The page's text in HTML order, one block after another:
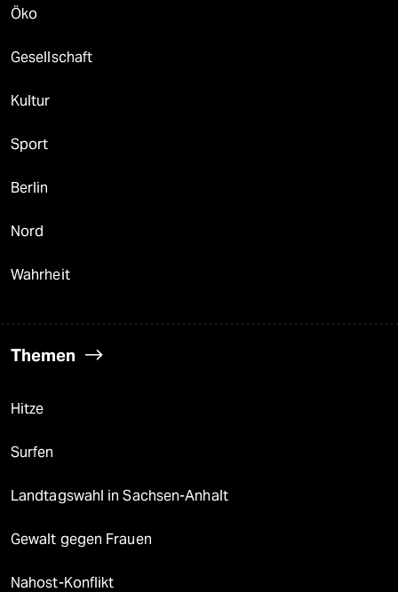
Öko
Gesellschaft
Kultur
Sport
Berlin
Nord
Wahrheit
Themen
Hitze
Surfen
Landtagswahl in Sachsen-Anhalt
Gewalt gegen Frauen
Nahost-Konflikt